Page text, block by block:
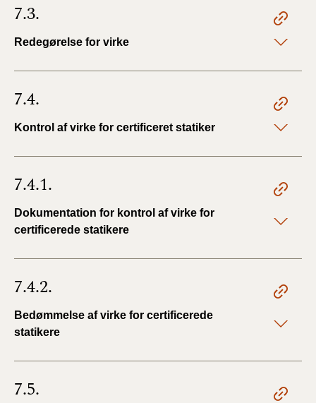
7.3.
Redegørelse for virke
7.4.
Kontrol af virke for certificeret statiker
7.4.1.
Dokumentation for kontrol af virke for
certificerede statikere
7.4.2.
Bedømmelse af virke for certificerede
statikere
7.5.